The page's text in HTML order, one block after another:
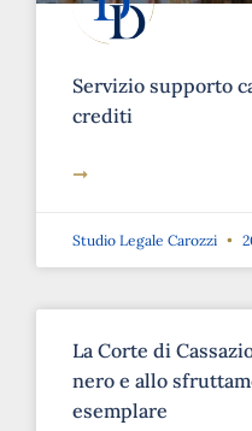
Servizio supporto
crediti
➞
Studio Legale Carozzi
La Corte di
nero e allo
esemplare